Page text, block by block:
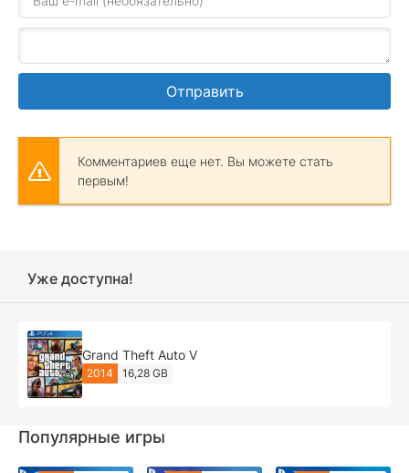
Отправить
Комментариев еще нет. Вы можете стать
первым!
Уже доступна!
Grand Theft Auto V
2014 16,28 GB
Популярные игры